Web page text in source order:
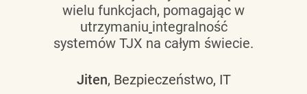
wielu funkcjach, pomagając w
utrzymaniu integralność
systemów TJX na całym świecie.
Jiten, Bezpieczeństwo, IT